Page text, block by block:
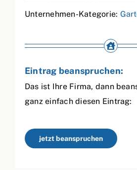
Unternehmen-Kategorie:
Eintrag beanspruchen:
Das ist Ihre Firma, dann
ganz einfach diesen Eintrag:
jetzt beanspruchen